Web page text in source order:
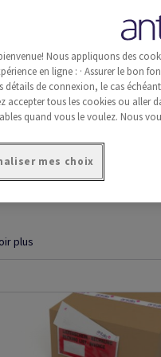
(78)
kraft(28)
d'emballage(8)
de soie(9)
d’emballage(6)
plus
Nous appliquons des
en ligne : · Assurer le bon
détails de connexion, le cas
accepter tous les cookies ou aller
quand vous le voulez. Nous
mes choix